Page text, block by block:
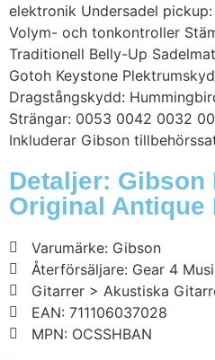
elektronik Undersadel
Volym- och tonkontroller
Traditionell Belly-Up
Gotoh Keystone
Dragstångskydd:
Strängar: 0053 0042 0032
Inkluderar Gibson
Detaljer: Gibson
Original Antique
Varumärke: Gibson
Återförsäljare: Gear 4
Gitarrer > Akustiska
EAN: 711106037028
MPN: OCSSHBAN